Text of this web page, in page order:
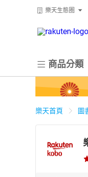
樂天生態圈
商品分類
樂天首頁 圖